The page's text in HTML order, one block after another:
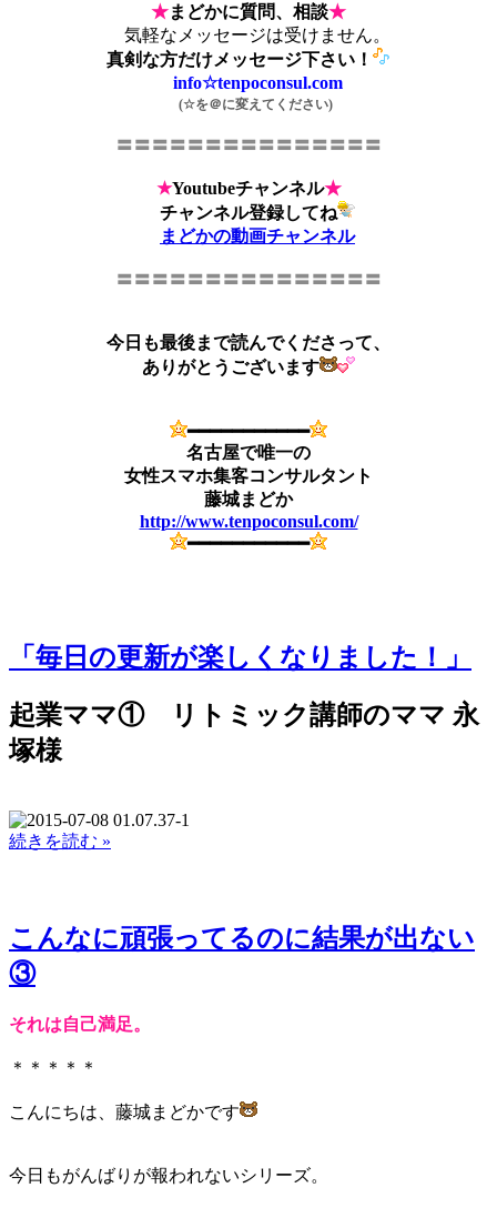
★まどかに質問、相談★
気軽なメッセージは受けません。
真剣な方だけメッセージ下さい！
info☆tenpoconsul.com
(☆を＠に変えてください)
〓〓〓〓〓〓〓〓〓〓〓〓〓〓〓
★Youtubeチャンネル★
チャンネル登録してね
まどかの動画チャンネル
〓〓〓〓〓〓〓〓〓〓〓〓〓〓〓
今日も最後まで読んでくださって、
ありがとうございます
━━━━━━━━━━━
名古屋で唯一の
女性スマホ集客コンサルタント
藤城まどか
http://www.tenpoconsul.com/
━━━━━━━━━━━
「毎日の更新が楽しくなりました！」
起業ママ① リトミック講師のママ 永
塚様
続きを読む »
こんなに頑張ってるのに結果が出ない
③
それは自己満足。
＊＊＊＊＊
こんにちは、藤城まどかです
今日もがんばりが報われないシリーズ。